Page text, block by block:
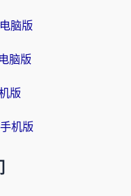
脑版
脑版
版
机版